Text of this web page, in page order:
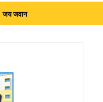
जय जवान